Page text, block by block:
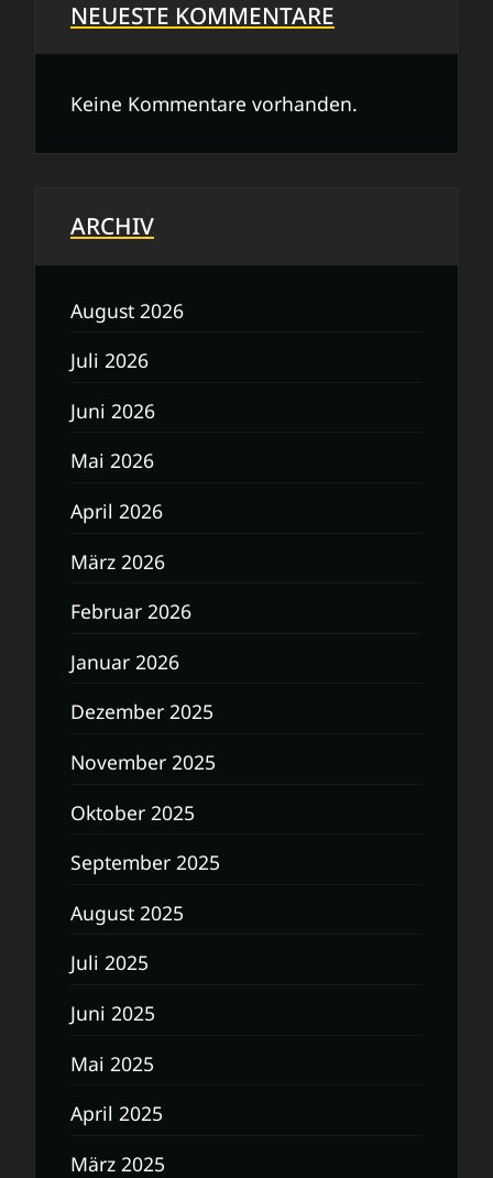
NEUESTE KOMMENTARE
Keine Kommentare vorhanden.
ARCHIV
August 2026
Juli 2026
Juni 2026
Mai 2026
April 2026
März 2026
Februar 2026
Januar 2026
Dezember 2025
November 2025
Oktober 2025
September 2025
August 2025
Juli 2025
Juni 2025
Mai 2025
April 2025
März 2025